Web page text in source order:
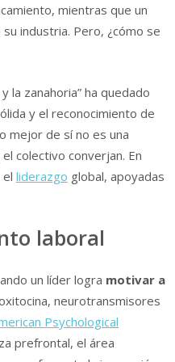
mientras que un
industria. Pero, ¿cómo se
la zanahoria” ha quedado
y el reconocimiento de
mejor de sí no es una
colectivo converjan. En
liderazgo global, apoyadas
laboral
un líder logra motivar a
neurotransmisores
Psychological
prefrontal, el área